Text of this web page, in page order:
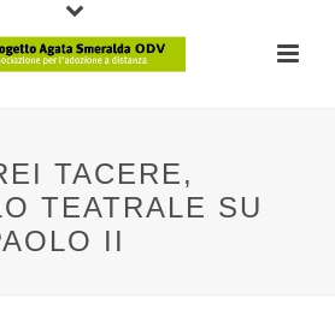
TACERE,
TEATRALE SU
II